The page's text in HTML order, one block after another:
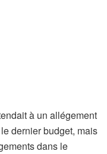
à un allégement
dernier budget, mais
dans le